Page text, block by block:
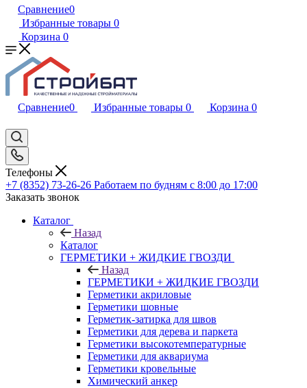
Сравнение0
Избранные товары 0
Корзина 0
Сравнение0 Избранные товары 0 Корзина 0
Телефоны
+7 (8352) 73-26-26 Работаем по будням с 8:00 до 17:00
Заказать звонок
Каталог
Назад
Каталог
ГЕРМЕТИКИ + ЖИДКИЕ ГВОЗДИ
Назад
ГЕРМЕТИКИ + ЖИДКИЕ ГВОЗДИ
Герметики акриловые
Герметики шовные
Герметик-затирка для швов
Герметики для дерева и паркета
Герметики высокотемпературные
Герметики для аквариума
Герметики кровельные
Химический анкер